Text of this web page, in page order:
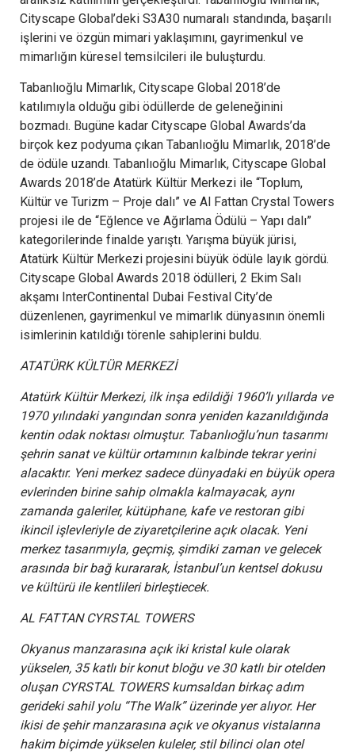
Cityscape Global’deki S3A30 numaralı standında, başarılı
işlerini ve özgün mimari yaklaşımını, gayrimenkul ve
mimarlığın küresel temsilcileri ile buluşturdu.
Tabanlıoğlu Mimarlık, Cityscape Global 2018’de
katılımıyla olduğu gibi ödüllerde de geleneğinini
bozmadı. Bugüne kadar Cityscape Global Awards’da
birçok kez podyuma çıkan Tabanlıoğlu Mimarlık, 2018’de
de ödüle uzandı. Tabanlıoğlu Mimarlık, Cityscape Global
Awards 2018’de Atatürk Kültür Merkezi ile “Toplum,
Kültür ve Turizm – Proje dalı” ve Al Fattan Crystal Towers
projesi ile de “Eğlence ve Ağırlama Ödülü – Yapı dalı”
kategorilerinde finalde yarıştı. Yarışma büyük jürisi,
Atatürk Kültür Merkezi projesini büyük ödüle layık gördü.
Cityscape Global Awards 2018 ödülleri, 2 Ekim Salı
akşamı InterContinental Dubai Festival City’de
düzenlenen, gayrimenkul ve mimarlık dünyasının önemli
isimlerinin katıldığı törenle sahiplerini buldu.
ATATÜRK KÜLTÜR MERKEZİ
Atatürk Kültür Merkezi, ilk inşa edildiği 1960’lı yıllarda ve
1970 yılındaki yangından sonra yeniden kazanıldığında
kentin odak noktası olmuştur. Tabanlıoğlu’nun tasarımı
şehrin sanat ve kültür ortamının kalbinde tekrar yerini
alacaktır. Yeni merkez sadece dünyadaki en büyük opera
evlerinden birine sahip olmakla kalmayacak, aynı
zamanda galeriler, kütüphane, kafe ve restoran gibi
ikincil işlevleriyle de ziyaretçilerine açık olacak. Yeni
merkez tasarımıyla, geçmiş, şimdiki zaman ve gelecek
arasında bir bağ kurararak, İstanbul’un kentsel dokusu
ve kültürü ile kentlileri birleştiecek.
AL FATTAN CYRSTAL TOWERS
Okyanus manzarasına açık iki kristal kule olarak
yükselen, 35 katlı bir konut bloğu ve 30 katlı bir otelden
oluşan CYRSTAL TOWERS kumsaldan birkaç adım
gerideki sahil yolu “The Walk” üzerinde yer alıyor. Her
ikisi de şehir manzarasına açık ve okyanus vistalarına
hakim biçimde yükselen kuleler, stil bilinci olan otel